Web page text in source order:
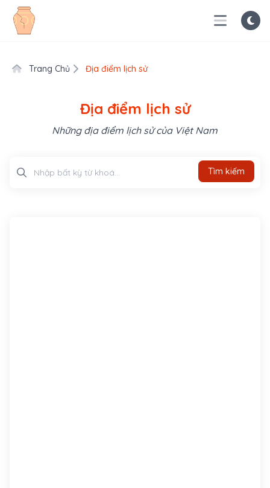
Trang Chủ Địa điểm lịch sử
Địa điểm lịch sử
Những địa điểm lịch sử của Việt Nam
Tìm kiếm